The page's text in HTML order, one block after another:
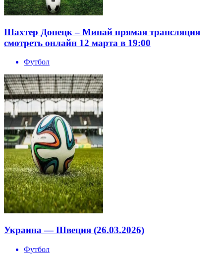
Шахтер Донецк – Минай прямая трансляция
смотреть онлайн 12 марта в 19:00
Футбол
Украина — Швеция (26.03.2026)
Футбол